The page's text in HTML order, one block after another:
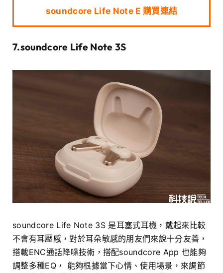
soundcore Life Note E 購買連結
7.soundcore Life Note 3S
soundcore Life Note 3S 是耳塞式耳機，戴起來比較
不會有耳壓感，對於耳朵敏感的朋友們來說十分友善，
搭載ENC通話降噪技術，搭配soundcore App 也能夠
調整多種EQ， 能夠根據當下心情、使用場景，來調節